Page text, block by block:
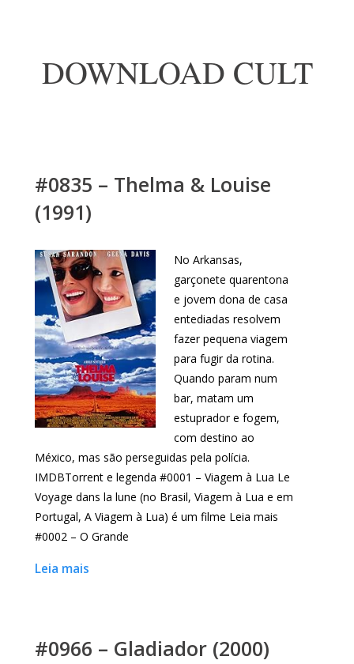
DOWNLOAD CULT
#0835 – Thelma & Louise
(1991)
No Arkansas,
garçonete quarentona
e jovem dona de casa
entediadas resolvem
fazer pequena viagem
para fugir da rotina.
Quando param num
bar, matam um
estuprador e fogem,
com destino ao
México, mas são perseguidas pela polícia.
IMDBTorrent e legenda #0001 – Viagem à Lua Le
Voyage dans la lune (no Brasil, Viagem à Lua e em
Portugal, A Viagem à Lua) é um filme Leia mais
#0002 – O Grande
Leia mais
#0966 – Gladiador (2000)